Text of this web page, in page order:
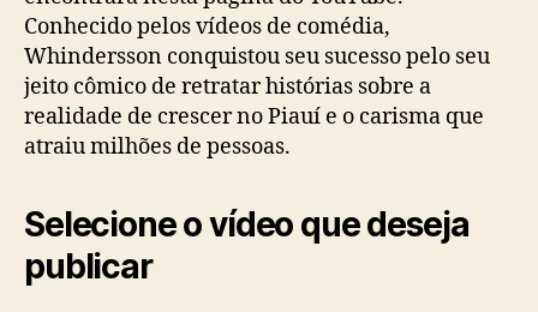
Conhecido pelos vídeos de comédia,
Whindersson conquistou seu sucesso pelo seu
jeito cômico de retratar histórias sobre a
realidade de crescer no Piauí e o carisma que
atraiu milhões de pessoas.
Selecione o vídeo que deseja
publicar